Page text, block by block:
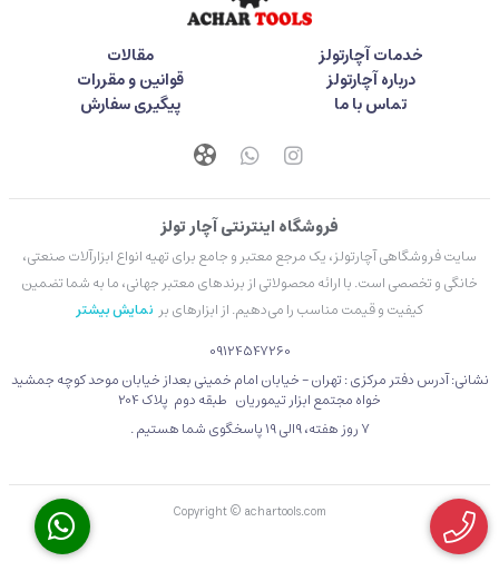
خدمات آچارتولز
مقالات
درباره آچارتولز
قوانین و مقررات
تماس با ما
پیگیری سفارش
فروشگاه اینترنتی آچار تولز
سایت فروشگاهی آچارتولز، یک مرجع معتبر و جامع برای تهیه انواع ابزارآلات صنعتی،
خانگی و تخصصی است. با ارائه محصولاتی از برندهای معتبر جهانی، ما به شما تضمین
کیفیت و قیمت مناسب را می‌دهیم. از ابزارهای بر نمایش بیشتر
09124547260
نشانی: آدرس دفتر مرکزی : تهران - خیابان امام خمینی بعداز خیابان موحد کوچه جمشید
خواه مجتمع ابزار تیموریان طبقه دوم پلاک 204
۷ روز هفته، 9الی 19 پاسخگوی شما هستیم .
Copyright © achartools.com